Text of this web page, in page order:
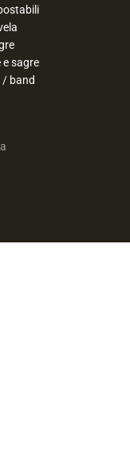
sagre
/ band